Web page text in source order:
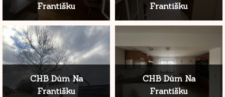
Františku
Františku
CHB Dům Na
Františku
CHB Dům Na
Františku